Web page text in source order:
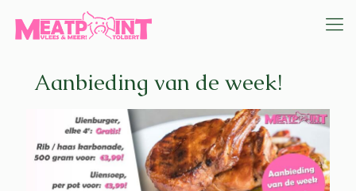
Aanbieding van de week!